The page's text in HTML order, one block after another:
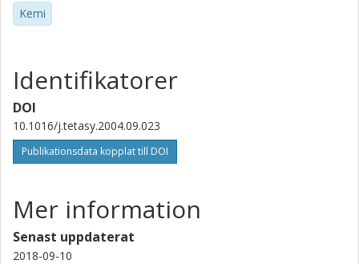
Kemi
Identifikatorer
DOI
10.1016/j.tetasy.2004.09.023
Publikationsdata kopplat till DOI
Mer information
Senast uppdaterat
2018-09-10